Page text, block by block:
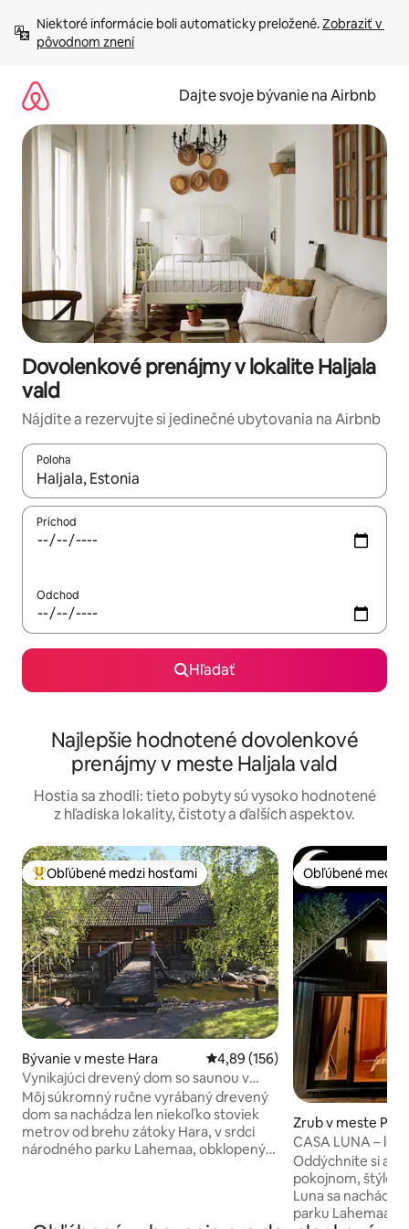
obsah.
Niektoré informácie boli automaticky preložené. Zobraziť v
pôvodnom znení
Dajte svoje bývanie na Airbnb
Dovolenkové prenájmy v lokalite Haljala
vald
Nájdite a rezervujte si jedinečné ubytovania na Airbnb
Poloha
Keď budú výsledky k dispozícii, môžete si ich prechádzať
Príchod
Odchod
Hľadať
Najlepšie hodnotené dovolenkové
prenájmy v meste Haljala vald
Hostia sa zhodli: tieto pobyty sú vysoko hodnotené
z hľadiska lokality, čistoty a ďalších aspektov.
Najobľúbenejšie medzi hosťami
Obľúbené medzi hosťami
Bývanie v meste Hara Priemerné ohodnotenie 4,89 z
4,89 (156)
Vynikajúci drevený dom so saunou v
Lahemaa!
Môj súkromný ručne vyrábaný drevený
dom sa nachádza len niekoľko stoviek
metrov od brehu zátoky Hara, v srdci
národného parku Lahemaa, obklopený
Obľúbené medzi
Obľúbené medzi
Zrub v meste
CASA LUNA –
Oddýchnite si a
pokojnom,
Luna sa
parku Lahemaa,